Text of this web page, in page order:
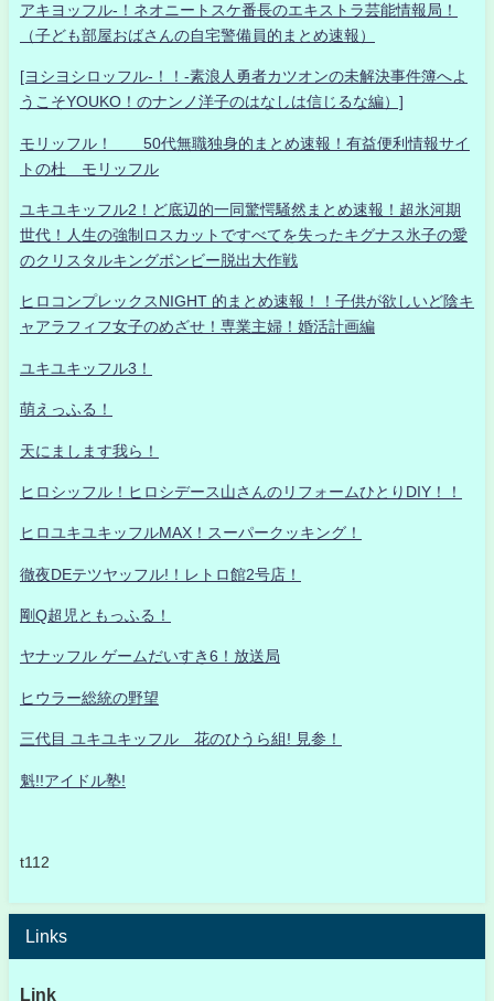
アキヨッフル-！ネオニートスケ番長のエキストラ芸能情報局！
（子ども部屋おばさんの自宅警備員的まとめ速報）
[ヨシヨシロッフル-！！-素浪人勇者カツオンの未解決事件簿へよ
うこそYOUKO！のナンノ洋子のはなしは信じるな編）]
モリッフル！ 50代無職独身的まとめ速報！有益便利情報サイ
トの杜 モリッフル
ユキユキッフル2！ど底辺的一同驚愕騒然まとめ速報！超氷河期
世代！人生の強制ロスカットですべてを失ったキグナス氷子の愛
のクリスタルキングボンビー脱出大作戦
ヒロコンプレックスNIGHT 的まとめ速報！！子供が欲しいど陰キ
ャアラフィフ女子のめざせ！専業主婦！婚活計画編
ユキユキッフル3！
萌えっふる！
天にまします我ら！
ヒロシッフル！ヒロシデース山さんのリフォームひとりDIY！！
ヒロユキユキッフルMAX！スーパークッキング！
徹夜DEテツヤッフル!！レトロ館2号店！
剛Q超児ともっふる！
ヤナッフル ゲームだいすき6！放送局
ヒウラー総統の野望
三代目 ユキユキッフル 花のひうら組! 見参！
魁!!アイドル塾!
t112
Links
Link